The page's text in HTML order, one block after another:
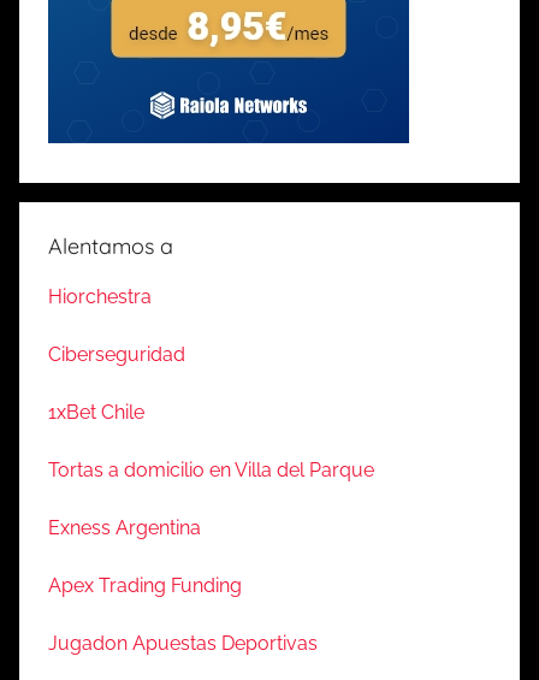
Alentamos a
Hiorchestra
Ciberseguridad
1xBet Chile
Tortas a domicilio en Villa del Parque
Exness Argentina
Apex Trading Funding
Jugadon Apuestas Deportivas